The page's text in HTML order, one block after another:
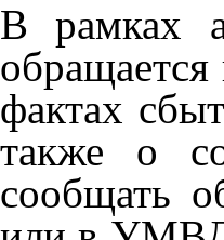
В рамках
фактах
также о
сообщать